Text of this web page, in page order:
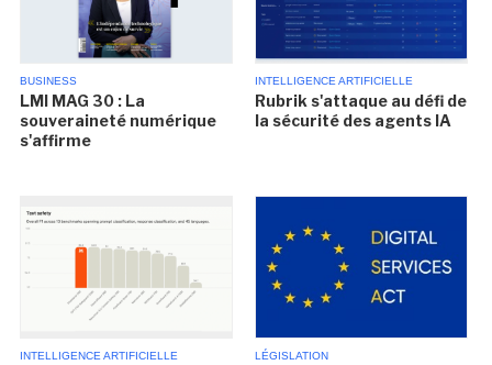
BUSINESS
LMI MAG 30 : La
souveraineté numérique
s'affirme
INTELLIGENCE ARTIFICIELLE
Rubrik s'attaque au défi de
la sécurité des agents IA
INTELLIGENCE ARTIFICIELLE LÉGISLATION